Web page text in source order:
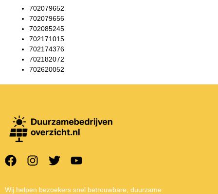
702079652
702079656
702085245
702171015
702174376
702182072
702620052
Wij helpen bezoekers snel betrouwbare, duurzame